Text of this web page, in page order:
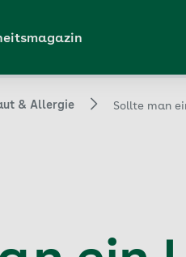
& Allergie Sollte man